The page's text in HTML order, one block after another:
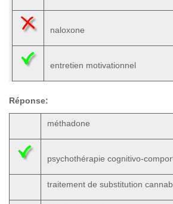
naloxone
entretien motivationnel
Réponse:
méthadone
psychothérapie cognitivo-
traitement de substitution